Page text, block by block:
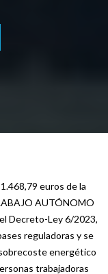
euros de la
AUTÓNOMO
Decreto-Ley 6/2023,
reguladoras y se
energético
trabajadoras